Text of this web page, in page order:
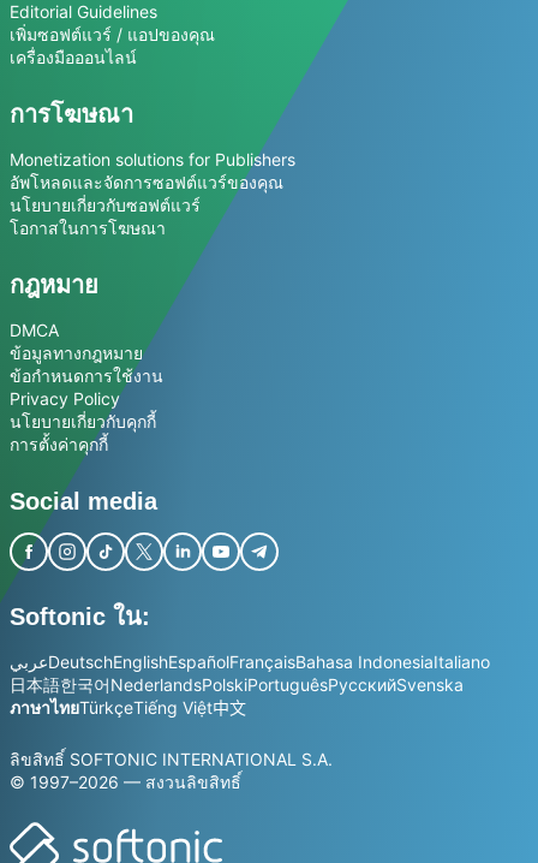
Editorial Guidelines
เพิ่มซอฟต์แวร์ / แอปของคุณ
เครื่องมือออนไลน์
การโฆษณา
Monetization solutions for Publishers
อัพโหลดและจัดการซอฟต์แวร์ของคุณ
นโยบายเกี่ยวกับซอฟต์แวร์
โอกาสในการโฆษณา
กฎหมาย
DMCA
ข้อมูลทางกฎหมาย
ข้อกำหนดการใช้งาน
Privacy Policy
นโยบายเกี่ยวกับคุกกี้
การตั้งค่าคุกกี้
Social media
Softonic ใน:
عربيDeutschEnglishEspañolFrançaisBahasa IndonesiaItaliano
日本語한국어NederlandsPolskiPortuguêsРусскийSvenska
ภาษาไทยTürkçeTiếng Việt中文
ลิขสิทธิ์ SOFTONIC INTERNATIONAL S.A.
© 1997–2026 — สงวนลิขสิทธิ์